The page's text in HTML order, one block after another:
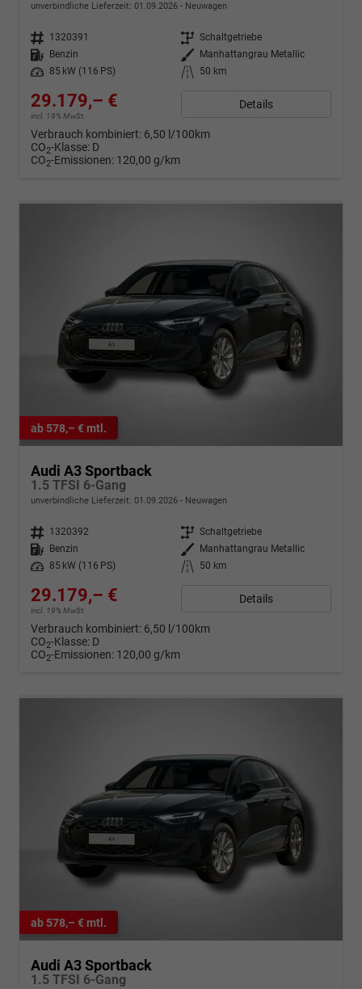
unverbindliche Lieferzeit: 01.09.2026 Neuwagen
Fahrzeugnr. 1320391 Getriebe Schaltgetriebe
Kraftstoff
Benzin Außenfarbe
Manhattangrau Metallic
Leistung
85 kW (116 PS) Kilometerstand 50 km
29.179,– €
incl. 19% MwSt.
Details
Verbrauch kombiniert: 6,50 l/100km
CO2-Klasse: D
CO2-Emissionen: 120,00 g/km
ab 578,– € mtl.
Audi A3 Sportback
1.5 TFSI 6-Gang
unverbindliche Lieferzeit: 01.09.2026 Neuwagen
Fahrzeugnr. 1320392 Getriebe Schaltgetriebe
Kraftstoff
Benzin Außenfarbe
Manhattangrau Metallic
Leistung
85 kW (116 PS) Kilometerstand 50 km
29.179,– €
incl. 19% MwSt.
Details
Verbrauch kombiniert: 6,50 l/100km
CO2-Klasse: D
CO2-Emissionen: 120,00 g/km
ab 578,– € mtl.
Audi A3 Sportback
1.5 TFSI 6-Gang